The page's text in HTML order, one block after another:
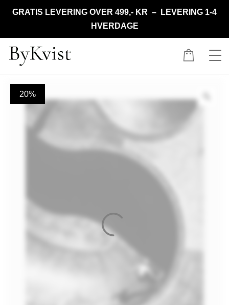
GRATIS LEVERING OVER 499,- KR – LEVERING 1-4
HVERDAGE
20%